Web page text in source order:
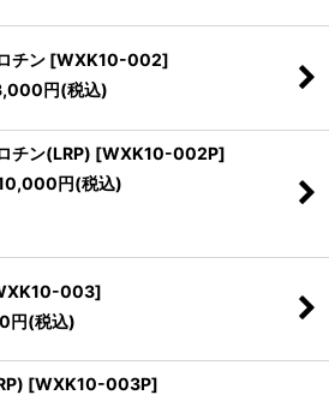
チン [WXK10-002]
円(税込)
チン(LRP) [WXK10-002P]
円(税込)
003]
円(税込)
[WXK10-003P]